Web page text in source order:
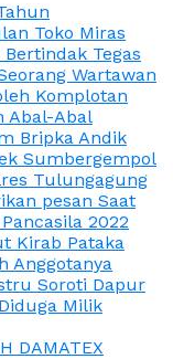
Toko Miras
Bertindak Tegas
Wartawan
Komplotan
Abal-Abal
Bripka Andik
Sumbergempol
Tulungagung
pesan Saat
2022
Kirab Pataka
Anggotanya
Soroti Dapur
Milik
DAMATEX